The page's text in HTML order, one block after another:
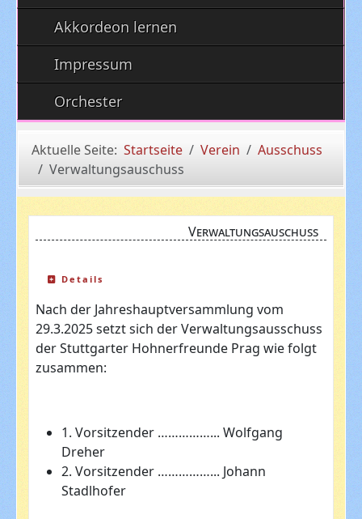
Akkordeon lernen
Impressum
Orchester
Aktuelle Seite: Startseite Verein
Ausschuss
Verwaltungsauschuss
Verwaltungsauschuss
Details
Nach der Jahreshauptversammlung vom
29.3.2025 setzt sich der Verwaltungsausschuss
der Stuttgarter Hohnerfreunde Prag wie folgt
zusammen:
1. Vorsitzender ……………... Wolfgang
Dreher
2. Vorsitzender ……………... Johann
Stadlhofer